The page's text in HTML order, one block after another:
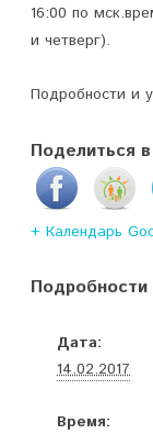
16:00 по
и четверг).
Подробности и
Поделиться
+ Календарь
Подробности
Дата:
14.02.2017
Время: